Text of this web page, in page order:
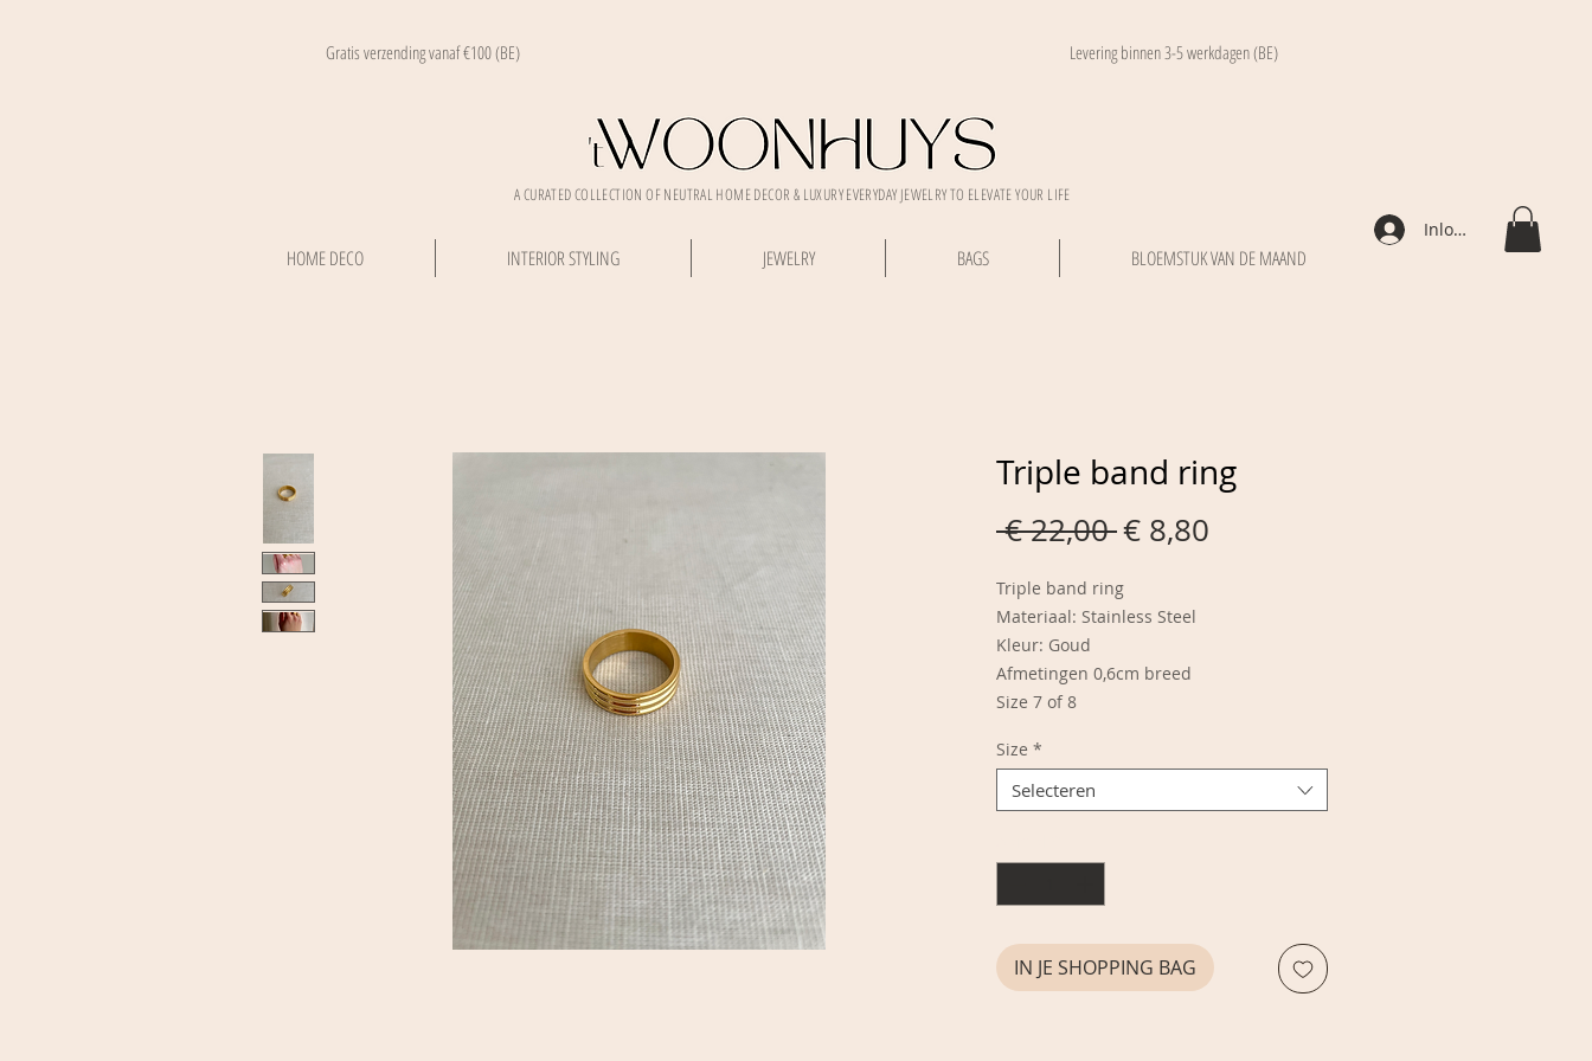
Gratis verzending vanaf €100 (BE) Levering binnen 3-5 werkdagen (BE)
A CURATED COLLECTION OF NEUTRAL HOME DECOR & LUXURY EVERYDAY JEWELRY TO ELEVATE YOUR LIFE
HOME DECO INTERIOR STYLING JEWELRY BAGS BLOEMSTUK VAN DE MAAND
Inloggen
Triple band ring
€ 22,00 Normale
€ 8,80
Triple band ring
Materiaal: Stainless Steel
Kleur: Goud
Afmetingen 0,6cm breed
Size 7 of 8
Size *
Selecteren
IN JE SHOPPING BAG